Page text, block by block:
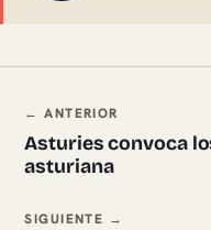
Navegación
← ANTERIOR
Asturies convoca
asturiana
SIGUIENTE →